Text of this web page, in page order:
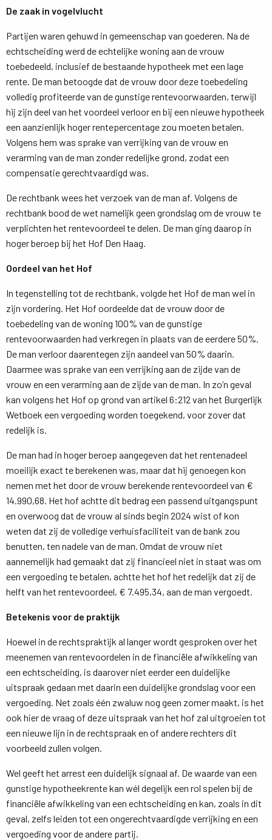
De zaak in vogelvlucht
Partijen waren gehuwd in gemeenschap van goederen. Na de
echtscheiding werd de echtelijke woning aan de vrouw
toebedeeld, inclusief de bestaande hypotheek met een lage
rente. De man betoogde dat de vrouw door deze toebedeling
volledig profiteerde van de gunstige rentevoorwaarden, terwijl
hij zijn deel van het voordeel verloor en bij een nieuwe hypotheek
een aanzienlijk hoger rentepercentage zou moeten betalen.
Volgens hem was sprake van verrijking van de vrouw en
verarming van de man zonder redelijke grond, zodat een
compensatie gerechtvaardigd was.
De rechtbank wees het verzoek van de man af. Volgens de
rechtbank bood de wet namelijk geen grondslag om de vrouw te
verplichten het rentevoordeel te delen. De man ging daarop in
hoger beroep bij het Hof Den Haag.
Oordeel van het Hof
In tegenstelling tot de rechtbank, volgde het Hof de man wel in
zijn vordering. Het Hof oordeelde dat de vrouw door de
toebedeling van de woning 100% van de gunstige
rentevoorwaarden had verkregen in plaats van de eerdere 50%.
De man verloor daarentegen zijn aandeel van 50% daarin.
Daarmee was sprake van een verrijking aan de zijde van de
vrouw en een verarming aan de zijde van de man. In zo’n geval
kan volgens het Hof op grond van artikel 6:212 van het Burgerlijk
Wetboek een vergoeding worden toegekend, voor zover dat
redelijk is.
De man had in hoger beroep aangegeven dat het rentenadeel
moeilijk exact te berekenen was, maar dat hij genoegen kon
nemen met het door de vrouw berekende rentevoordeel van €
14.990,68. Het hof achtte dit bedrag een passend uitgangspunt
en overwoog dat de vrouw al sinds begin 2024 wist of kon
weten dat zij de volledige verhuisfaciliteit van de bank zou
benutten, ten nadele van de man. Omdat de vrouw niet
aannemelijk had gemaakt dat zij financieel niet in staat was om
een vergoeding te betalen, achtte het hof het redelijk dat zij de
helft van het rentevoordeel, € 7.495,34, aan de man vergoedt.
Betekenis voor de praktijk
Hoewel in de rechtspraktijk al langer wordt gesproken over het
meenemen van rentevoordelen in de financiële afwikkeling van
een echtscheiding, is daarover niet eerder een duidelijke
uitspraak gedaan met daarin een duidelijke grondslag voor een
vergoeding. Net zoals één zwaluw nog geen zomer maakt, is het
ook hier de vraag of deze uitspraak van het hof zal uitgroeien tot
een nieuwe lijn in de rechtspraak en of andere rechters dit
voorbeeld zullen volgen.
Wel geeft het arrest een duidelijk signaal af. De waarde van een
gunstige hypotheekrente kan wél degelijk een rol spelen bij de
financiële afwikkeling van een echtscheiding en kan, zoals in dit
geval, zelfs leiden tot een ongerechtvaardigde verrijking en een
vergoeding voor de andere partij.